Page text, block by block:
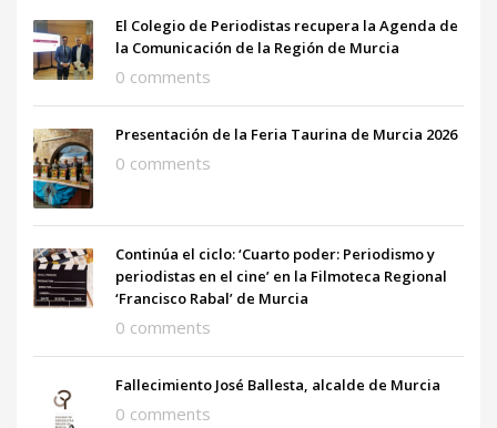
El Colegio de Periodistas recupera la Agenda de
la Comunicación de la Región de Murcia
0 comments
Presentación de la Feria Taurina de Murcia 2026
0 comments
Continúa el ciclo: ‘Cuarto poder: Periodismo y
periodistas en el cine’ en la Filmoteca Regional
‘Francisco Rabal’ de Murcia
0 comments
Fallecimiento José Ballesta, alcalde de Murcia
0 comments